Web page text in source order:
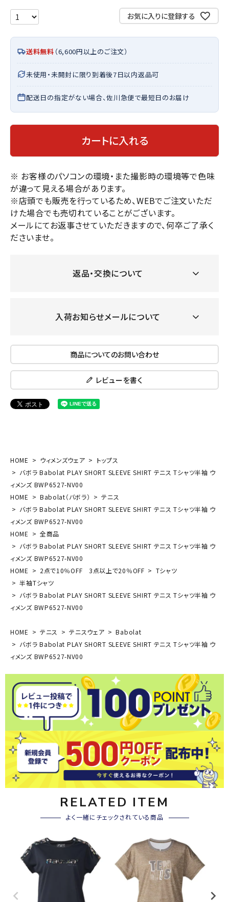
お気に入りに登録する
送料無料 （6,600円以上のご注文）
未使用・未開封に限り到着後7日以内返品可
配送日の指定がない場合、佐川急便で最短日のお届け
カートに入れる
※ お客様のパソコンの環境・また撮影時の環境等で色味
が違って見える場合があります。
※店頭でも販売を行っているため、WEBでご注文いただ
けた場合でも売切れていることがございます。
メールにてお返事させていただきますので、何卒ご了承く
ださいませ。
返品・交換について
入荷お知らせメールについて
商品についてのお問い合わせ
レビューを書く
HOME ウィメンズウェア
トップス
バボラ Babolat PLAY SHORT SLEEVE SHIRT テニス Tシャツ半袖 ウ
ィメンズ BWP6527-NV00
HOME
Babolat（バボラ）
テニス
バボラ Babolat PLAY SHORT SLEEVE SHIRT テニス Tシャツ半袖 ウ
ィメンズ BWP6527-NV00
HOME
全商品
バボラ Babolat PLAY SHORT SLEEVE SHIRT テニス Tシャツ半袖 ウ
ィメンズ BWP6527-NV00
HOME
2点で10％OFF 3点以上で20％OFF
Tシャツ
半袖Tシャツ
バボラ Babolat PLAY SHORT SLEEVE SHIRT テニス Tシャツ半袖 ウ
ィメンズ BWP6527-NV00
HOME テニス テニスウェア
Babolat
バボラ Babolat PLAY SHORT SLEEVE SHIRT テニス Tシャツ半袖 ウ
ィメンズ BWP6527-NV00
RELATED ITEM
よく一緒にチェックされている商品